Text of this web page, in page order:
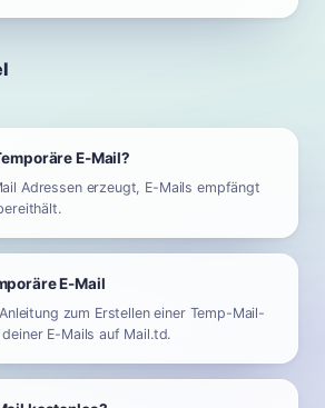
E-Mail?
Adressen erzeugt, E-Mails empfängt
E-Mail
zum Erstellen einer Temp-Mail-
E-Mails auf Mail.td.